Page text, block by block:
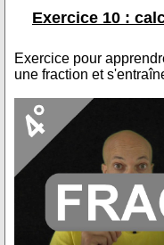
Exercice 10 :
Exercice pour
une fraction et